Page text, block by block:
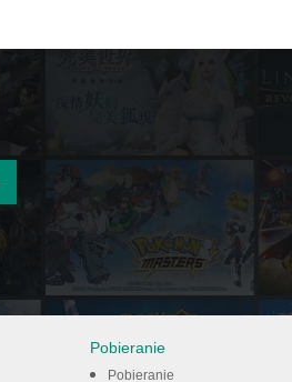
Pobieranie
Pobieranie